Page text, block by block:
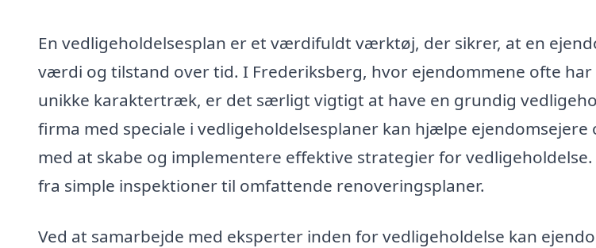
En vedligeholdelsesplan er et værdifuldt værktøj, der sikrer, at en
værdi og tilstand over tid. I Frederiksberg, hvor ejendommene ofte
unikke karaktertræk, er det særligt vigtigt at have en grundig
firma med speciale i vedligeholdelsesplaner kan hjælpe
med at skabe og implementere effektive strategier for
fra simple inspektioner til omfattende renoveringsplaner.
Ved at samarbejde med eksperter inden for vedligeholdelse kan